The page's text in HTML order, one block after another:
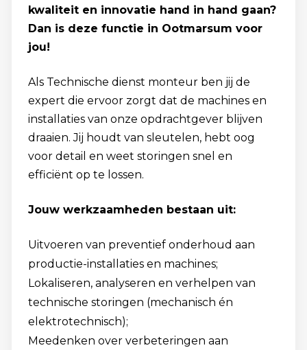
kwaliteit en innovatie hand in hand gaan?
Dan is deze functie in Ootmarsum voor
jou!
Als Technische dienst monteur ben jij de
expert die ervoor zorgt dat de machines en
installaties van onze opdrachtgever blijven
draaien. Jij houdt van sleutelen, hebt oog
voor detail en weet storingen snel en
efficiënt op te lossen.
Jouw werkzaamheden bestaan uit:
Uitvoeren van preventief onderhoud aan
productie-installaties en machines;
Lokaliseren, analyseren en verhelpen van
technische storingen (mechanisch én
elektrotechnisch);
Meedenken over verbeteringen aan